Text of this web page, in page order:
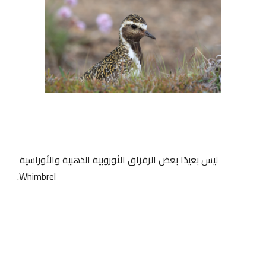
ليس بعيدًا بعض الزقزاق الأوروبية الذهبية والأوراسية
Whimbrel.